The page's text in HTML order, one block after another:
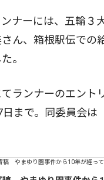
ナーには、五輪３
ん、箱根駅伝で
。
ランナーのエント
まで。同委員会